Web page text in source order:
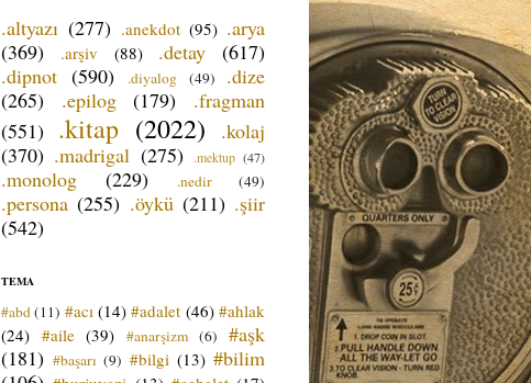
.altyazı (277) .anekdot (95) .arya
(369)
.arşiv (88) .detay
(617)
.dipnot (590) .diyalog (49)
.dize
(265)
.epilog (179)
.fragman
(551) .kitap (2022)
.kolaj
(370) .madrigal (275) .mektup (47)
.monolog (229) .nedir (49)
.persona (255) .öykü (211) .şiir
(542)
TEMA
#abd (11) #acı (14) #adalet (46) #ahlak
(24) #aile (39) #anarşizm (6)
#aşk
(181) #başarı (9) #bilgi (13) #bilim